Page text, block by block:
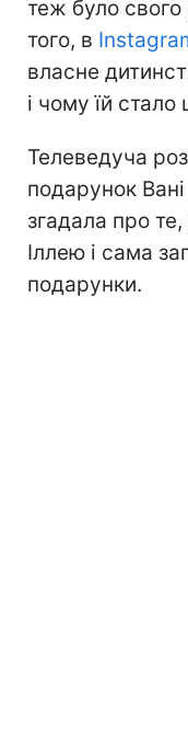
теж було
того, в
власне
і чому їй
Телеведуча
подарунок
згадала про
Іллею і сама
подарунки.